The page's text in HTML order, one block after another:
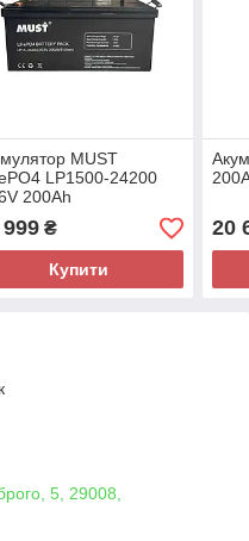
MUST
LP1500-24200
200Ah
₴
Купити
20
5, 29008,